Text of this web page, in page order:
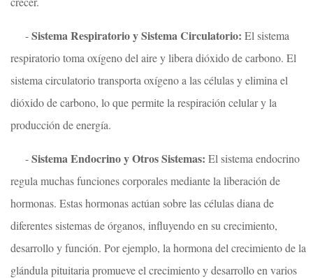
-Sistema Respiratorio y Sistema Circulatorio: El sistema
respiratorio toma oxígeno del aire y libera dióxido de carbono. El
sistema circulatorio transporta oxígeno a las células y elimina el
dióxido de carbono, lo que permite la respiración celular y la
producción de energía.
-Sistema Endocrino y Otros Sistemas: El sistema endocrino
regula muchas funciones corporales mediante la liberación de
hormonas. Estas hormonas actúan sobre las células diana de
diferentes sistemas de órganos, influyendo en su crecimiento,
desarrollo y función. Por ejemplo, la hormona del crecimiento de la
glándula pituitaria promueve el crecimiento y desarrollo en varios